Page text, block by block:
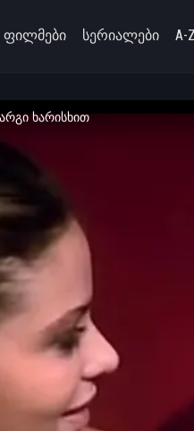
ფილმები სერიალები A-